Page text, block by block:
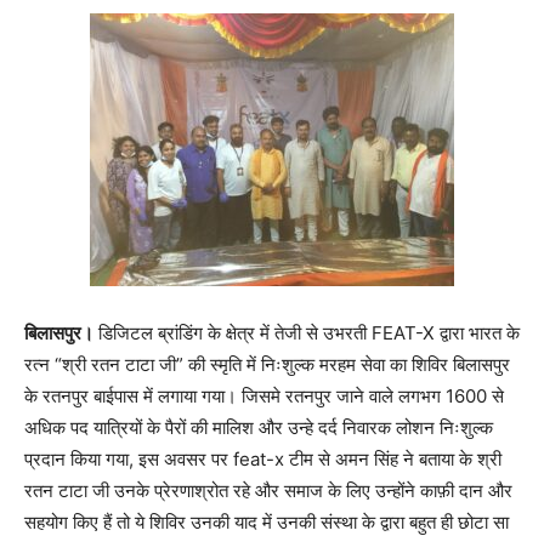
बिलासपुर। डिजिटल ब्रांडिंग के क्षेत्र में तेजी से उभरती FEAT-X द्वारा भारत के
रत्न “श्री रतन टाटा जी” की स्मृति में निःशुल्क मरहम सेवा का शिविर बिलासपुर
के रतनपुर बाईपास में लगाया गया। जिसमे रतनपुर जाने वाले लगभग 1600 से
अधिक पद यात्रियों के पैरों की मालिश और उन्हे दर्द निवारक लोशन निःशुल्क
प्रदान किया गया, इस अवसर पर feat-x टीम से अमन सिंह ने बताया के श्री
रतन टाटा जी उनके प्रेरणाश्रोत रहे और समाज के लिए उन्होंने काफ़ी दान और
सहयोग किए हैं तो ये शिविर उनकी याद में उनकी संस्था के द्वारा बहुत ही छोटा सा